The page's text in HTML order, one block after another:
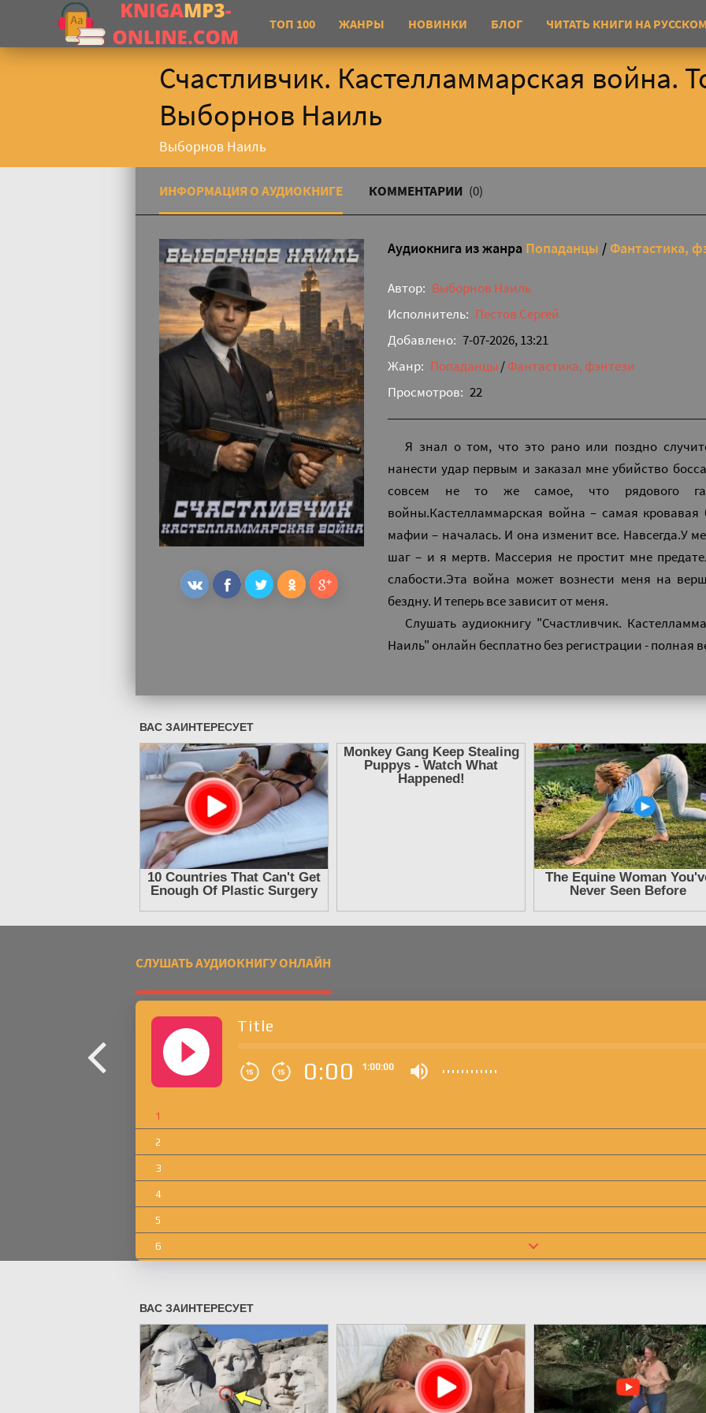
ТОП 100 ЖАНРЫ НОВИНКИ БЛОГ ЧИТАТЬ КНИГИ НА
Счастливчик. Кастелламмарская война.
Выборнов Наиль
Выборнов Наиль
ИНФОРМАЦИЯ О АУДИОКНИГЕ КОММЕНТАРИИ (0)
Аудиокнига из жанра Попаданцы / Фантастика,
Автор: Выборнов Наиль
Исполнитель: Пестов Сергей
Добавлено: 7-07-2026, 13:21
Жанр: Попаданцы /Фантастика, фэнтези
Просмотров: 22
Я знал о том, что это рано или поздно
нанести удар первым и заказал мне убийство
совсем не то же самое, что рядового
войны.Кастелламмарская война – самая
мафии – началась. И она изменит все. Навсегда.У
шаг – и я мертв. Массерия не простит мне
слабости.Эта война может вознести меня на
бездну. И теперь все зависит от меня.
Слушать аудиокнигу "Счастливчик.
Наиль" онлайн бесплатно без регистрации - полная
СЛУШАТЬ АУДИОКНИГУ ОНЛАЙН
Title
0:00 1:00:00
1
2
3
4
5
6